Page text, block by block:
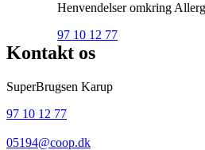
Henvendelser omkring
97 10 12 77
Kontakt os
SuperBrugsen Karup
97 10 12 77
05194@coop.dk